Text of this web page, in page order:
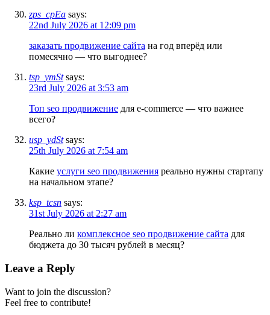
zps_cpEa says:
22nd July 2026 at 12:09 pm
заказать продвижение сайта на год вперёд или
помесячно — что выгоднее?
tsp_ymSt says:
23rd July 2026 at 3:53 am
Топ seo продвижение для e-commerce — что важнее
всего?
usp_ydSt says:
25th July 2026 at 7:54 am
Какие услуги seo продвижения реально нужны стартапу
на начальном этапе?
ksp_tcsn says:
31st July 2026 at 2:27 am
Реально ли комплексное seo продвижение сайта для
бюджета до 30 тысяч рублей в месяц?
Leave a Reply
Want to join the discussion?
Feel free to contribute!